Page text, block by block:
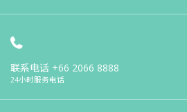
联系电话 +66 2066 8888
24小时服务电话